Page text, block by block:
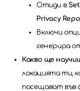
Отиди в
Privacy
Включи
генерира
Какво ще
локацията ти,
посещават във